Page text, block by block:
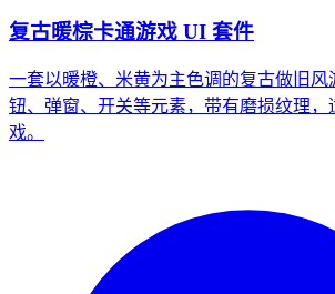
复古暖棕卡通游戏 UI 套件
一套以暖橙、米黄为主色调的复古做旧风
钮、弹窗、开关等元素，带有磨损纹理，
戏。